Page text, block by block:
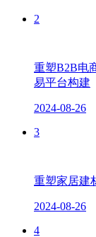
2
重塑B2B电
易平台构建
2024-08-26
3
重塑家居建
2024-08-26
4